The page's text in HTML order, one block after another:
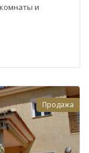
и
Продажа